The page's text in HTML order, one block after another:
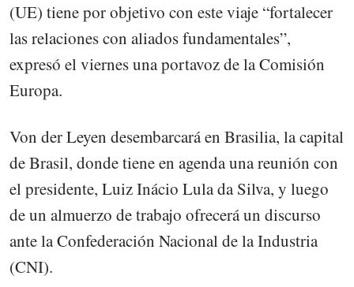
(UE) tiene por objetivo con este viaje “fortalecer
las relaciones con aliados fundamentales”,
expresó el viernes una portavoz de la Comisión
Europa.
Von der Leyen desembarcará en Brasilia, la capital
de Brasil, donde tiene en agenda una reunión con
el presidente, Luiz Inácio Lula da Silva, y luego
de un almuerzo de trabajo ofrecerá un discurso
ante la Confederación Nacional de la Industria
(CNI).